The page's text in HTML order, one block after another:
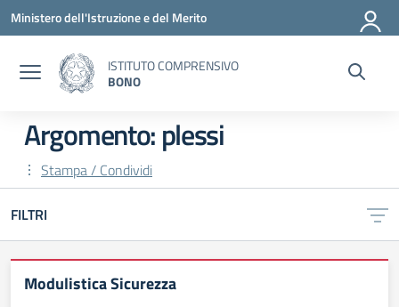
Vai ai contenuti
Vai al menu di navigazione
Vai al footer
Ministero dell'Istruzione e del Merito
ISTITUTO COMPRENSIVO
BONO
Argomento: plessi
Stampa / Condividi
FILTRI
Modulistica Sicurezza